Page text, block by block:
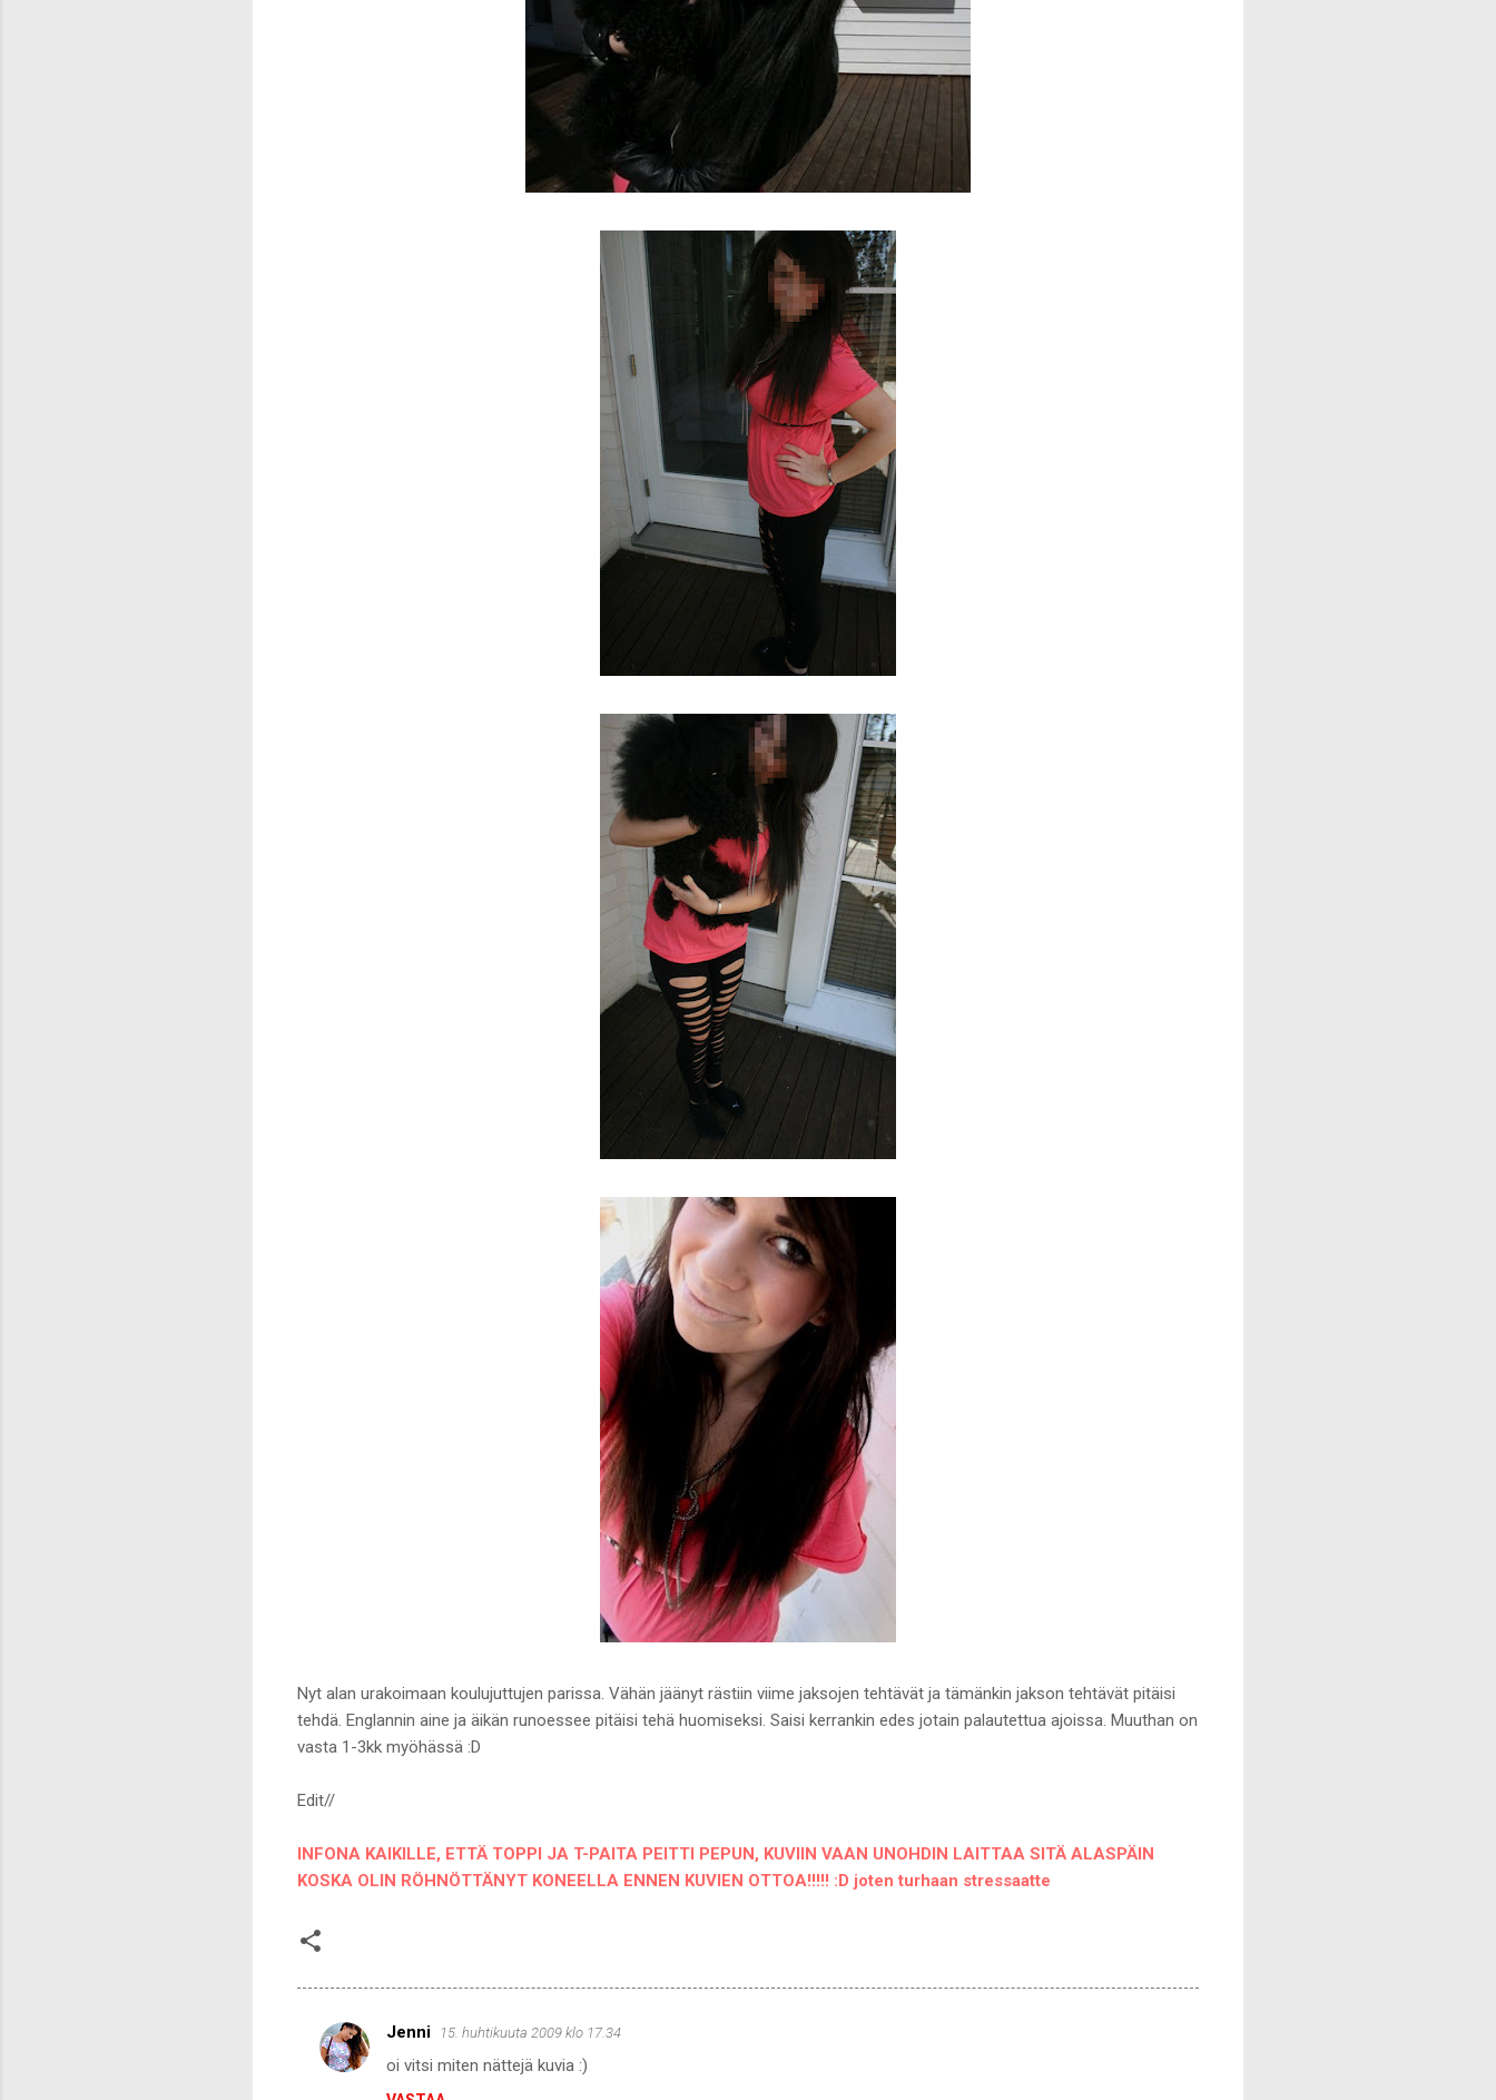
Nyt alan urakoimaan koulujuttujen parissa. Vähän jäänyt rästiin viime jaksojen tehtävät ja tämänkin jakson tehtävät pitäisi
tehdä. Englannin aine ja äikän runoessee pitäisi tehä huomiseksi. Saisi kerrankin edes jotain palautettua ajoissa. Muuthan on
vasta 1-3kk myöhässä :D
Edit//
INFONA KAIKILLE, ETTÄ TOPPI JA T-PAITA PEITTI PEPUN, KUVIIN VAAN UNOHDIN LAITTAA SITÄ ALASPÄIN
KOSKA OLIN RÖHNÖTTÄNYT KONEELLA ENNEN KUVIEN OTTOA!!!!! :D joten turhaan stressaatte
K
Jenni 15. huhtikuuta 2009 klo 17.34
oi vitsi miten nättejä kuvia :)